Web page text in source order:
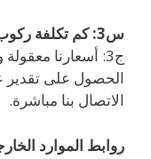
س3: كم تكلفة ركوب التاكسي في مشرف؟
ج3: أسعارنا
الحصول على تقدير
الاتصال بنا مباشرة.
روابط الموارد